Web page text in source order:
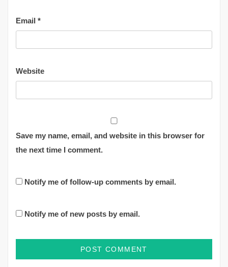
Email *
Website
Save my name, email, and website in this browser for
the next time I comment.
Notify me of follow-up comments by email.
Notify me of new posts by email.